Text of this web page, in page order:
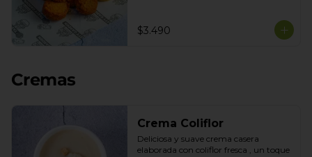
perfecto.
$3.490
Cremas
Crema Coliflor
Deliciosa y suave crema casera
elaborada con coliflor fresca , un toque